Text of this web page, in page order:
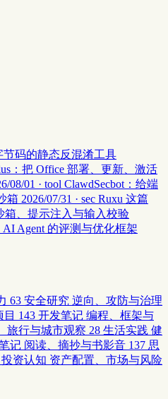
节码的静态反混淆工具
：把 Office 部署、更新、激活
08/01 · tool ClawdSecbot：给端
箱 2026/07/31 · sec Ruxu 这篇
箱、提示注入与输入校验
AI Agent 的评测与优化框架
63 安全研究 逆向、攻防与治理
143 开发笔记 编程、框架与
旅行与城市观察 28 生活实践 健
记 阅读、摘抄与书影音 137 思
投资认知 资产配置、市场与风险